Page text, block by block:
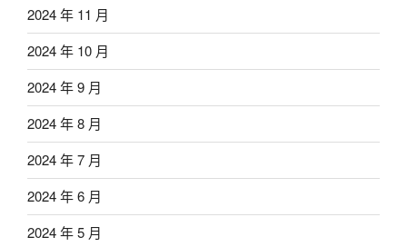
2024 年 11 月
2024 年 10 月
2024 年 9 月
2024 年 8 月
2024 年 7 月
2024 年 6 月
2024 年 5 月